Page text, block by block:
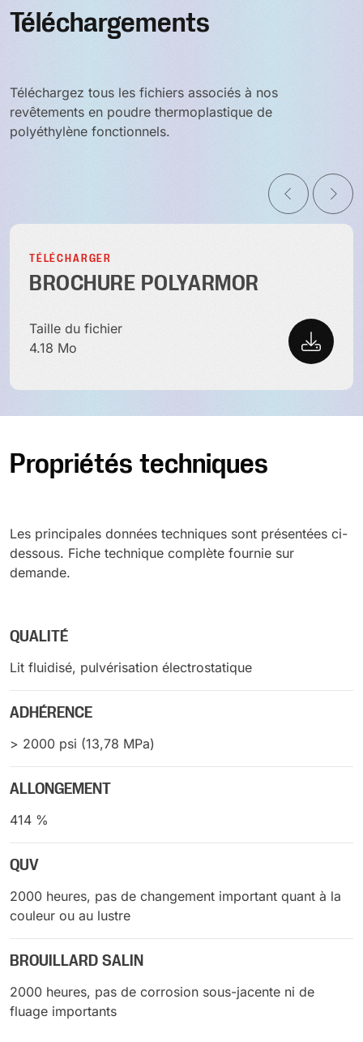
Téléchargements
Téléchargez tous les fichiers associés à nos
revêtements en poudre thermoplastique de
polyéthylène fonctionnels.
TÉLÉCHARGER
BROCHURE POLYARMOR
Taille du fichier
4.18 Mo
Propriétés techniques
Les principales données techniques sont présentées ci-
dessous. Fiche technique complète fournie sur
demande.
QUALITÉ
Lit fluidisé, pulvérisation électrostatique
ADHÉRENCE
> 2000 psi (13,78 MPa)
ALLONGEMENT
414 %
QUV
2000 heures, pas de changement important quant à la
couleur ou au lustre
BROUILLARD SALIN
2000 heures, pas de corrosion sous-jacente ni de
fluage importants